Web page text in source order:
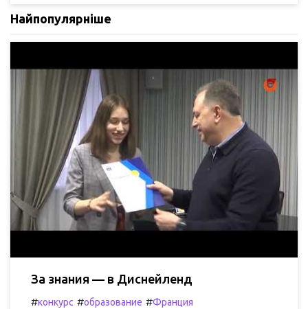
Найпопулярніше
За знания — в Диснейленд
#конкурс #образование #Франция